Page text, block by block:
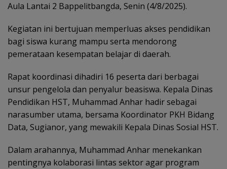
Aula Lantai 2 Bappelitbangda, Senin (4/8/2025).
Kegiatan ini bertujuan memperluas akses pendidikan
bagi siswa kurang mampu serta mendorong
pemerataan kesempatan belajar di daerah.
Rapat koordinasi dihadiri 16 peserta dari berbagai
unsur pengelola dan penyalur beasiswa. Kepala Dinas
Pendidikan HST, Muhammad Anhar hadir sebagai
narasumber utama, bersama Koordinator PKH Bidang
Data, Sugianor, yang mewakili Kepala Dinas Sosial HST.
Dalam arahannya, Muhammad Anhar menekankan
pentingnya kolaborasi lintas sektor agar program